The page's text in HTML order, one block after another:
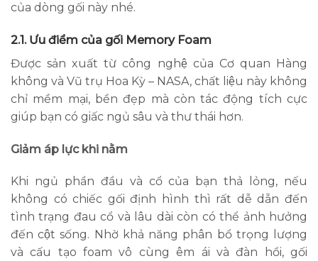
của dòng gối này nhé.
2.1. Ưu điểm của gối Memory Foam
Được sản xuất từ công nghệ của Cơ quan Hàng
không và Vũ trụ Hoa Kỳ – NASA, chất liệu này không
chỉ mềm mại, bền đẹp mà còn tác động tích cực
giúp bạn có giấc ngủ sâu và thư thái hơn.
Giảm áp lực khi nằm
Khi ngủ phần đầu và cổ của bạn thả lỏng, nếu
không có chiếc gối định hình thì rất dễ dẫn đến
tình trạng đau cổ và lâu dài còn có thể ảnh hưởng
đến cột sống. Nhờ khả năng phân bổ trọng lượng
và cấu tạo foam vô cùng êm ái và đàn hồi, gối